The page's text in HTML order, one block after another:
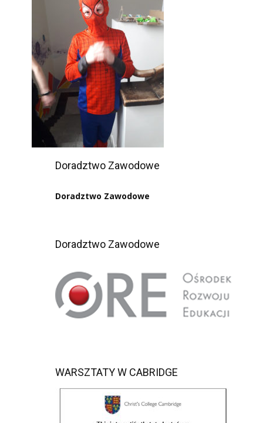
Doradztwo Zawodowe
Doradztwo Zawodowe
Doradztwo Zawodowe
WARSZTATY W CABRIDGE